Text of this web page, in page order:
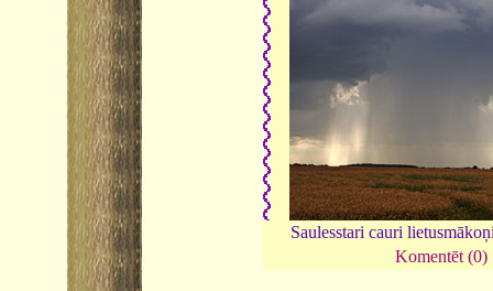
Saulesstari cauri
Komentēt (0)